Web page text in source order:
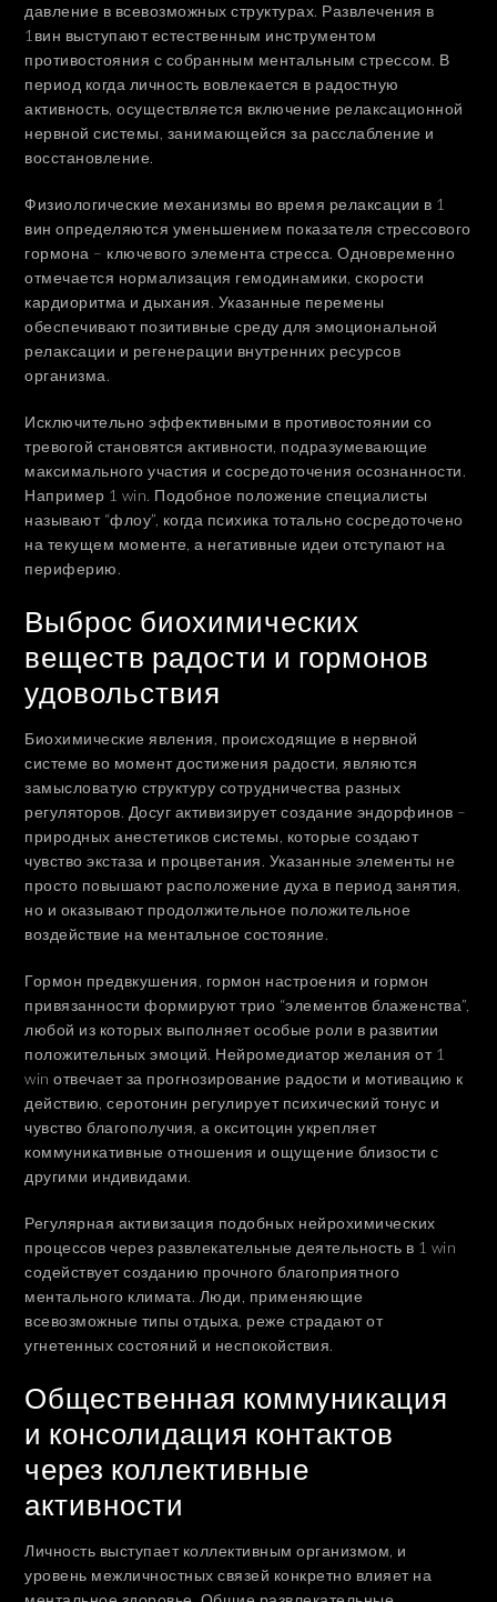
давление в всевозможных структурах. Развлечения в
1вин выступают естественным инструментом
противостояния с собранным ментальным стрессом. В
период когда личность вовлекается в радостную
активность, осуществляется включение релаксационной
нервной системы, занимающейся за расслабление и
восстановление.
Физиологические механизмы во время релаксации в 1
вин определяются уменьшением показателя стрессового
гормона – ключевого элемента стресса. Одновременно
отмечается нормализация гемодинамики, скорости
кардиоритма и дыхания. Указанные перемены
обеспечивают позитивные среду для эмоциональной
релаксации и регенерации внутренних ресурсов
организма.
Исключительно эффективными в противостоянии со
тревогой становятся активности, подразумевающие
максимального участия и сосредоточения осознанности.
Например 1 win. Подобное положение специалисты
называют “флоу”, когда психика тотально сосредоточено
на текущем моменте, а негативные идеи отступают на
периферию.
Выброс биохимических
веществ радости и гормонов
удовольствия
Биохимические явления, происходящие в нервной
системе во момент достижения радости, являются
замысловатую структуру сотрудничества разных
регуляторов. Досуг активизирует создание эндорфинов –
природных анестетиков системы, которые создают
чувство экстаза и процветания. Указанные элементы не
просто повышают расположение духа в период занятия,
но и оказывают продолжительное положительное
воздействие на ментальное состояние.
Гормон предвкушения, гормон настроения и гормон
привязанности формируют трио “элементов блаженства”,
любой из которых выполняет особые роли в развитии
положительных эмоций. Нейромедиатор желания от 1
win отвечает за прогнозирование радости и мотивацию к
действию, серотонин регулирует психический тонус и
чувство благополучия, а окситоцин укрепляет
коммуникативные отношения и ощущение близости с
другими индивидами.
Регулярная активизация подобных нейрохимических
процессов через развлекательные деятельность в 1 win
содействует созданию прочного благоприятного
ментального климата. Люди, применяющие
всевозможные типы отдыха, реже страдают от
угнетенных состояний и неспокойствия.
Общественная коммуникация
и консолидация контактов
через коллективные
активности
Личность выступает коллективным организмом, и
уровень межличностных связей конкретно влияет на